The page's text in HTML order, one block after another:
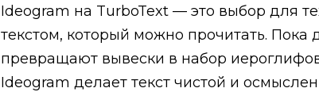
Ideogram на TurboText — это выбор для
текстом, который можно прочитать. Пока
превращают вывески в набор
Ideogram делает текст чистой и